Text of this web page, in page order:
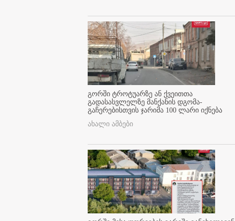
გორში ტროტუარზე ან ქვეითთა
გადასასვლელზე მანქანის დგომა-
გაჩერებისთვის ჯარიმა 100 ლარი იქნება
ახალი ამბები